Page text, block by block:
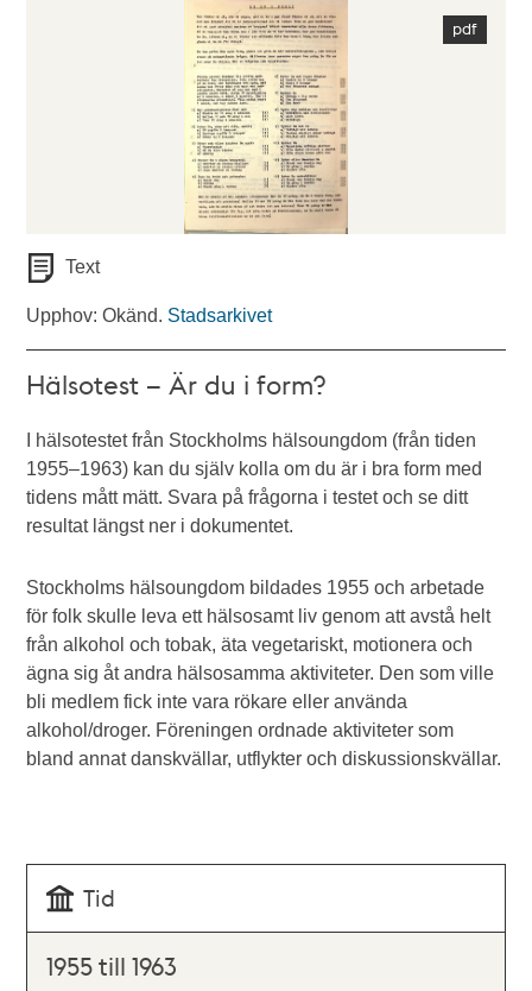
Text
Upphov: Okänd. Stadsarkivet
Hälsotest – Är du i form?
I hälsotestet från Stockholms hälsoungdom (från tiden
1955–1963) kan du själv kolla om du är i bra form med
tidens mått mätt. Svara på frågorna i testet och se ditt
resultat längst ner i dokumentet.
Stockholms hälsoungdom bildades 1955 och arbetade
för folk skulle leva ett hälsosamt liv genom att avstå helt
från alkohol och tobak, äta vegetariskt, motionera och
ägna sig åt andra hälsosamma aktiviteter. Den som ville
bli medlem fick inte vara rökare eller använda
alkohol/droger. Föreningen ordnade aktiviteter som
bland annat danskvällar, utflykter och diskussionskvällar.
Tid
1955 till 1963